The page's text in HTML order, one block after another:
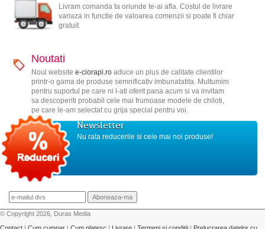
Livram comanda ta oriunde te-ai afla. Costul de livrare
variaza in functie de valoarea comenzii si poate fi chiar
gratuit.
Noutati
Noul website e-ciorapi.roaduce un plus de calitate clientilor
printr-o gama de produse semnificativ imbunatatita. Multumim
pentru suportul pe care ni l-ati oferit pana acum si va invitam
sa descoperiti probabil cele mai frumoase modele de chiloti,
pe care le-am selectat cu grija special pentru voi.
Newsletter
Nu rata reducerile si cele mai noi produse!
© Copyright 2026, Duras Media